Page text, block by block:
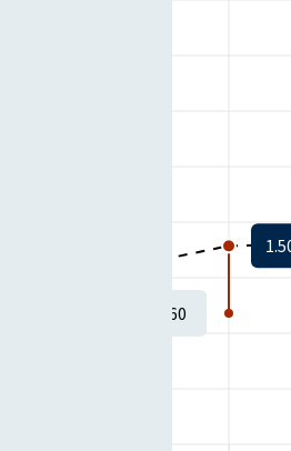
360
Zielzustand:
-1